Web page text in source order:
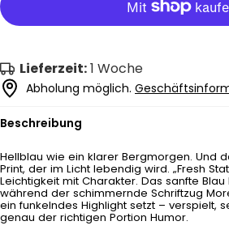
Lieferzeit:1 Woche
Abholung möglich.
Beschreibung
Hellblau wie ein klarer Bergmorgen. Und
Print, der im Licht lebendig wird. „Fresh
Leichtigkeit mit Charakter. Das sanfte Blau
während der schimmernde Schriftzug
ein funkelndes Highlight setzt – verspielt,
genau der richtigen Portion Humor.